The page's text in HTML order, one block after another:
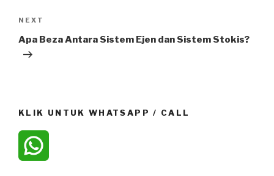
Next
Post
NEXT
Apa Beza Antara Sistem Ejen dan Sistem Stokis?
KLIK UNTUK WHATSAPP / CALL